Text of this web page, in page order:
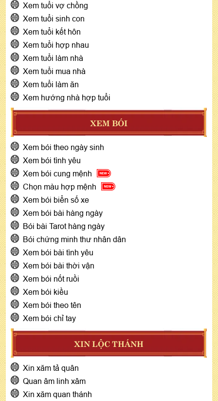
Xem tuổi vợ chồng
Xem tuổi sinh con
Xem tuổi kết hôn
Xem tuổi hợp nhau
Xem tuổi làm nhà
Xem tuổi mua nhà
Xem tuổi làm ăn
Xem hướng nhà hợp tuổi
XEM BÓI
Xem bói theo ngày sinh
Xem bói tình yêu
Xem bói cung mệnh
Chọn màu hợp mệnh
Xem bói biển số xe
Xem bói bài hàng ngày
Bói bài Tarot hàng ngày
Bói chứng minh thư nhân dân
Xem bói bài tình yêu
Xem bói bài thời vận
Xem bói nốt ruồi
Xem bói kiều
Xem bói theo tên
Xem bói chỉ tay
XIN LỘC THÁNH
Xin xăm tả quân
Quan âm linh xâm
Xin xăm quan thánh